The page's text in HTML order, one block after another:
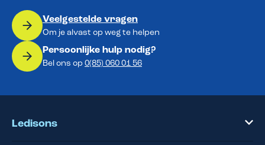
Veelgestelde vragen
Om je alvast op weg te helpen
Persoonlijke hulp nodig?
Bel ons op 0(85) 060 01 56
Ledisons